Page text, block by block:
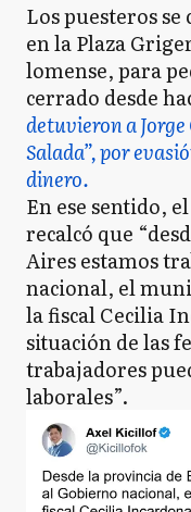
Los puesteros
en la Plaza
lomense, para
cerrado desde
detuvieron a
Salada”, por
dinero.
En ese sentido,
recalcó que
Aires estamos
nacional, el
la fiscal Cecilia
situación de las
trabajadores
laborales”.